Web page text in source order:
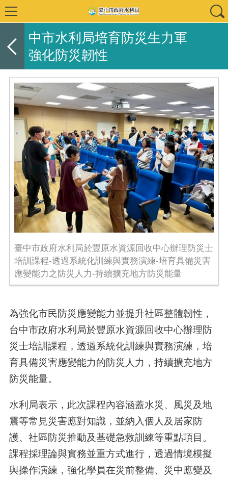
中市水利局培育防災生力軍
強化防災韌性
臺中市政府水利局於豐原水資源回收中心辦理防災士
培訓課程-透過系統化訓練與實務演練-培育具備災害
應變能力之防災人力-持續擴充地方防災能量
為強化市民防災應變能力並提升社區整體韌性，
台中市政府水利局於豐原水資源回收中心辦理防
災士培訓課程，透過系統化訓練與實務演練，培
育具備災害應變能力的防災人力，持續擴充地方
防災能量。
水利局表示，此次課程內容涵蓋水災、風災及地
震等常見災害應對知識，並納入個人及居家防
護、社區防災推動及基礎急救訓練等重點項目。
課程採理論與實務並重方式進行，透過情境模擬
與操作演練，強化學員在災前整備、災中應變及